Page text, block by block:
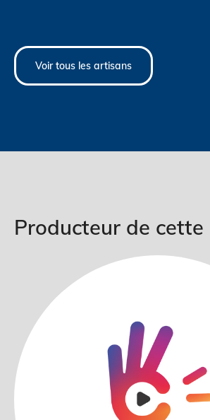
Voir tous les artisans
Producteur de cette